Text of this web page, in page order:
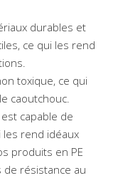
durables et
ce qui les rend
toxique, ce qui
caoutchouc.
est capable de
les rend idéaux
produits en PE
de résistance au